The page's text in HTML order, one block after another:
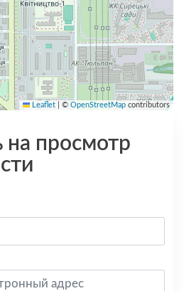
Leaflet © OpenStreetMap contributors
на просмотр